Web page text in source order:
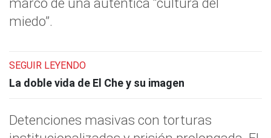
miedo”.
SEGUIR LEYENDO
La doble vida de El Che y su imagen
Detenciones masivas con torturas